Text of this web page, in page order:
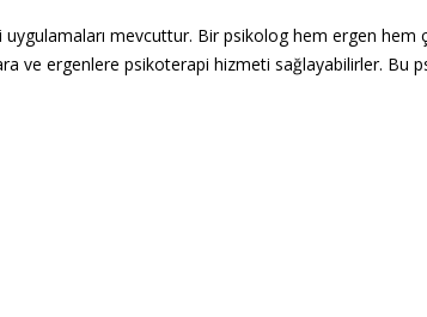
mevcuttur. Bir psikolog hem ergen hem
ve ergenlere psikoterapi hizmeti sağlayabilirler. Bu